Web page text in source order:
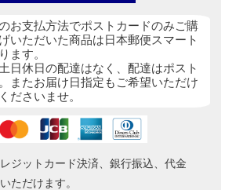
お支払方法でポストカードのみご購
いただいた商品は日本郵便スマート
ます。
日休日の配達はなく、配達はポスト
またお届け日指定もご希望いただけ
ださいませ。
ジットカード決済、銀行振込、代金
ただけます。